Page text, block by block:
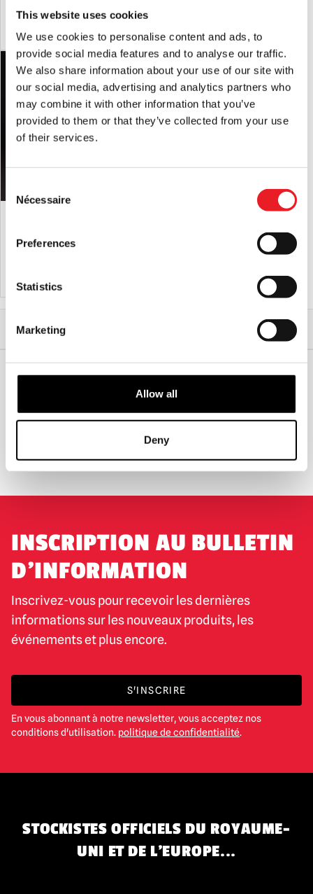
This website uses cookies
We use cookies to personalise content and ads, to
provide social media features and to analyse our traffic.
We also share information about your use of our site with
our social media, advertising and analytics partners who
may combine it with other information that you’ve
provided to them or that they’ve collected from your use
of their services.
Selection
Nécessaire
Preferences
Statistics
Marketing
Allow all
Deny
12.95
Masque Ghostface Devil de Dead By
Accueil
Masques d'Halloween et d'horreur
Masque à couleurs changeantes GhostFace
EXPÉDITION DANS LE MONDE ENTIER
LA PLUS GRANDE GAMME DU
ROYAUME-UNI
INSCRIPTION AU BULLETIN
D'INFORMATION
Inscrivez-vous pour recevoir les dernières
informations sur les nouveaux produits, les
événements et plus encore.
S'INSCRIRE
En vous abonnant à notre newsletter, vous acceptez nos
conditions d'utilisation. politique de confidentialité.
STOCKISTES OFFICIELS DU ROYAUME-
UNI ET DE L'EUROPE...